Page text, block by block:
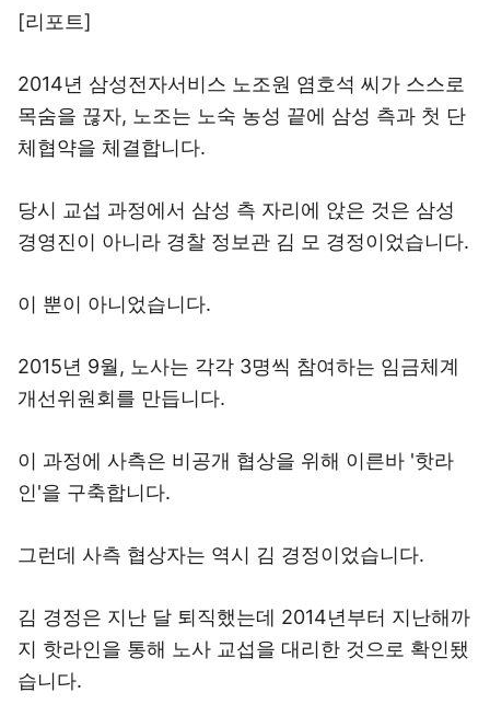
[리포트]
2014년 삼성전자서비스 노조원 염호석 씨가 스스로
목숨을 끊자, 노조는 노숙 농성 끝에 삼성 측과 첫 단
체협약을 체결합니다.
당시 교섭 과정에서 삼성 측 자리에 앉은 것은 삼성
경영진이 아니라 경찰 정보관 김 모 경정이었습니다.
이 뿐이 아니었습니다.
2015년 9월, 노사는 각각 3명씩 참여하는 임금체계
개선위원회를 만듭니다.
이 과정에 사측은 비공개 협상을 위해 이른바 '핫라
인'을 구축합니다.
그런데 사측 협상자는 역시 김 경정이었습니다.
김 경정은 지난 달 퇴직했는데 2014년부터 지난해까
지 핫라인을 통해 노사 교섭을 대리한 것으로 확인됐
습니다.